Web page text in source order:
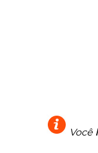
Você